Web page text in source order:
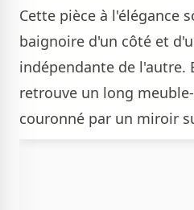
Cette pièce à l'élégance
baignoire d'un côté et
indépendante de l'autre.
retrouve un long
couronné par un miroir